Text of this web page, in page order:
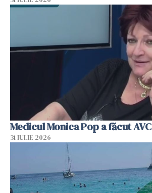
Medicul Monica Pop a făcut AVC
31 IULIE 2026